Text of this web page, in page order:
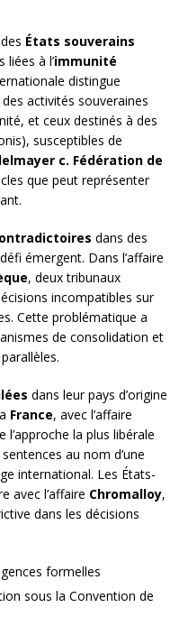
États souverains
à l’immunité
distingue
activités souveraines
et ceux destinés à des
susceptibles de
c. Fédération de
que peut représenter
dans des
émergent. Dans l’affaire
, deux tribunaux
incompatibles sur
Cette problématique a
de consolidation et
dans leur pays d’origine
France, avec l’affaire
l’approche la plus libérale
au nom d’une
international. Les États-
avec l’affaire Chromalloy,
dans les décisions
formelles
sous la Convention de